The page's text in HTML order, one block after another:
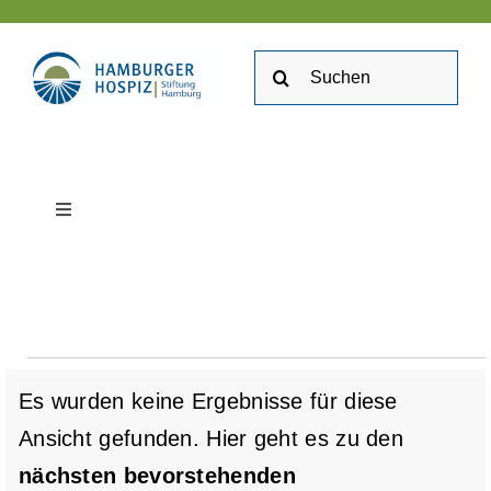
Zum
Inhalt
springen
Suche
nach:
Toggle
Stellenangebote
Veranstaltungen
Hinweis
Es wurden keine Ergebnisse für diese
Ansicht gefunden. Hier geht es zu den
nächsten bevorstehenden